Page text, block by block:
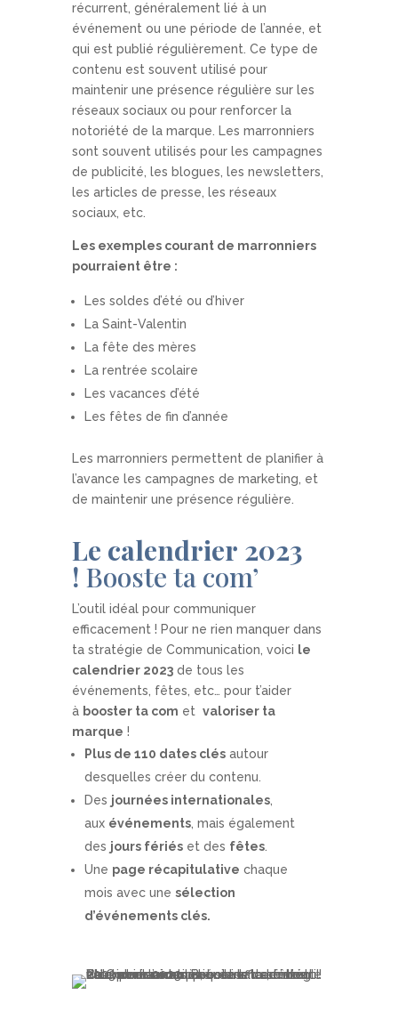
récurrent, généralement lié à un
événement ou une période de l’année, et
qui est publié régulièrement. Ce type de
contenu est souvent utilisé pour
maintenir une présence régulière sur les
réseaux sociaux ou pour renforcer la
notoriété de la marque. Les marronniers
sont souvent utilisés pour les campagnes
de publicité, les blogues, les newsletters,
les articles de presse, les réseaux
sociaux, etc.
Les exemples courant de marronniers
pourraient être :
Les soldes d’été ou d’hiver
La Saint-Valentin
La fête des mères
La rentrée scolaire
Les vacances d’été
Les fêtes de fin d’année
Les marronniers permettent de planifier à
l’avance les campagnes de marketing, et
de maintenir une présence régulière.
Le calendrier 2023
! Booste ta com’
L’outil idéal pour communiquer
efficacement ! Pour ne rien manquer dans
ta stratégie de Communication, voici le
calendrier 2023 de tous les
événements, fêtes , etc… pour t’aider
à booster ta com et valoriser ta
marque !
Plus de 110 dates clés autour
desquelles créer du contenu.
Des journées internationales,
aux événements, mais également
des jours fériés et des fêtes.
Une page récapitulative chaque
mois avec une sélection
d’événements clés.